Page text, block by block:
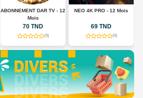
ABONNEMENT DAR TV - 12
Mois
70 TND
(0)
NEO 4K PRO - 12 Mois
69 TND
(0)